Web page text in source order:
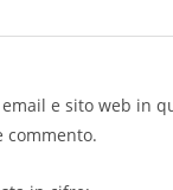
e sito web in
commento.